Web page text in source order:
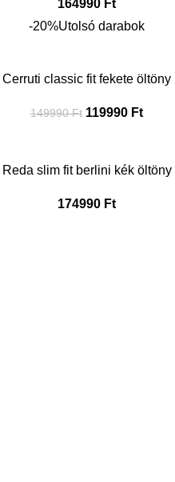
164990 Ft
-20%Utolsó darabok
Cerruti classic fit fekete öltöny
149990Ft 119990 Ft
Reda slim fit berlini kék öltöny
174990 Ft